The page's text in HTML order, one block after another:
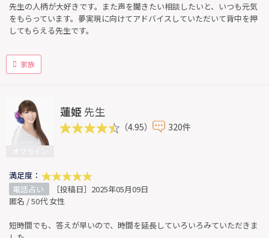
先生の人柄が大好きです。また声を聞きたい相談したいと、いつも元気
をもらっています。夢実現に向けてアドバイスしていただいて背中を押
してもらえる先生です。
家族
蓮姫 先生
（4.95） 320件
満足度：
電話占い
［投稿日］2025年05月09日
匿名 / 50代 女性
短時間でも、答えが早いので、時間を延長していろいろみていただきま